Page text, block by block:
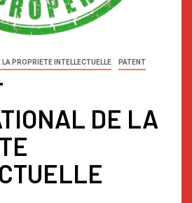
PROPRIETE INTELLECTUELLE PATENT
DE LA